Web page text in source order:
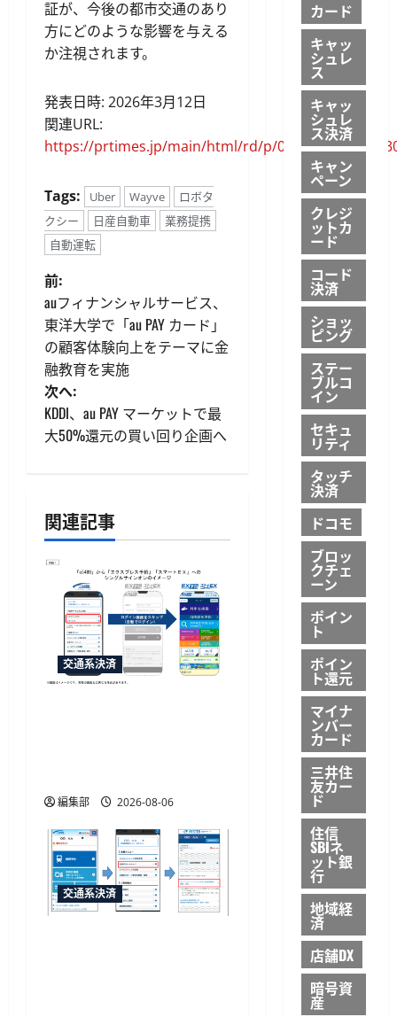
証が、今後の都市交通のあり
方にどのような影響を与える
か注視されます。
発表日時: 2026年3月12日
関連URL:
https://prtimes.jp/main/html/rd/p/
Tags: Uber Wayve
ロボタ
クシー
日産自動車
業務提携
自動運転
投
稿
ナ
ビ
ゲ
シ
ョ
ン
前:
auフィナンシャルサービス、
東洋大学で「au PAY カード」
の顧客体験向上をテーマに金
融教育を実施
次へ:
KDDI、au PAY マーケットで最
大50%還元の買い回り企画へ
関連記事
交通系決済
編集部 2026-08-06
交通系決済
カード
キャッ
シュレ
ス
キャッ
シュレ
ス決済
キャン
ペーン
クレジ
ットカ
ード
コード
決済
ショッ
ピング
ステー
ブルコ
イン
セキュ
リティ
タッチ
決済
ドコモ
ブロッ
クチェ
ーン
ポイン
ト
ポイン
ト還元
マイナ
ンバー
カード
三井住
友カー
ド
住信
SBIネ
ット銀
行
地域経
済
店舗DX
暗号資
産